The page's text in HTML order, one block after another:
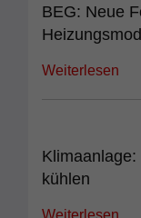
BEG: Neue
Weiterlesen
kühlen
Weiterlesen